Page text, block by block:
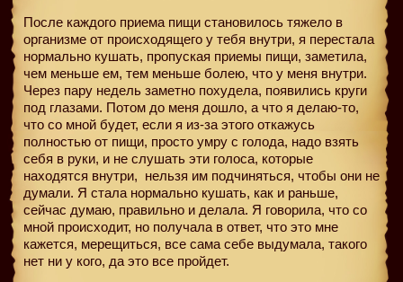
После каждого приема пищи становилось тяжело в
организме от происходящего у тебя внутри, я перестала
нормально кушать, пропуская приемы пищи, заметила,
чем меньше ем, тем меньше болею, что у меня внутри.
Через пару недель заметно похудела, появились круги
под глазами. Потом до меня дошло, а что я делаю-то,
что со мной будет, если я из-за этого откажусь
полностью от пищи, просто умру с голода, надо взять
себя в руки, и не слушать эти голоса, которые
находятся внутри, нельзя им подчиняться, чтобы они не
думали. Я стала нормально кушать, как и раньше,
сейчас думаю, правильно и делала. Я говорила, что со
мной происходит, но получала в ответ, что это мне
кажется, мерещиться, все сама себе выдумала, такого
нет ни у кого, да это все пройдет.